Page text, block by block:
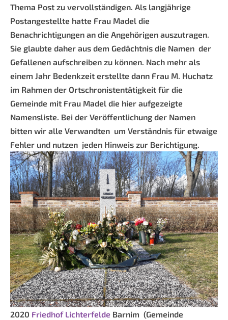
Thema Post zu vervollständigen. Als langjährige
Postangestellte hatte Frau Madel die
Benachrichtigungen an die Angehörigen auszutragen.
Sie glaubte daher aus dem Gedächtnis die Namen der
Gefallenen aufschreiben zu können. Nach mehr als
einem Jahr Bedenkzeit erstellte dann Frau M. Huchatz
im Rahmen der Ortschronistentätigkeit für die
Gemeinde mit Frau Madel die hier aufgezeigte
Namensliste. Bei der Veröffentlichung der Namen
bitten wir alle Verwandten um Verständnis für etwaige
Fehler und nutzen jeden Hinweis zur Berichtigung.
2020 Friedhof Lichterfelde Barnim (Gemeinde